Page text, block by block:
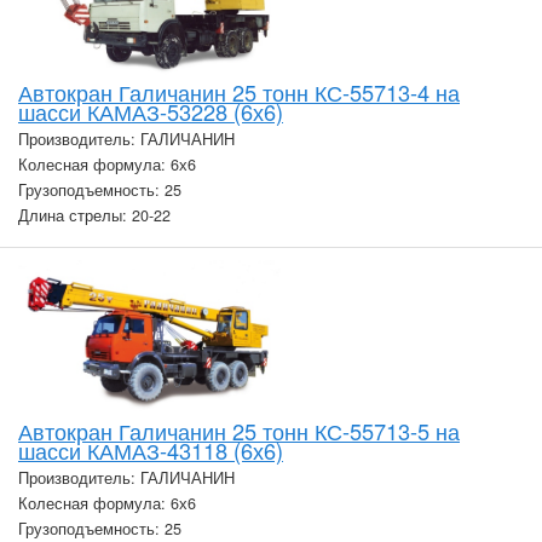
Автокран Галичанин 25 тонн КС-55713-4 на
шасси КАМАЗ-53228 (6х6)
Производитель: ГАЛИЧАНИН
Колесная формула: 6х6
Грузоподъемность: 25
Длина стрелы: 20-22
Автокран Галичанин 25 тонн КС-55713-5 на
шасси КАМАЗ-43118 (6х6)
Производитель: ГАЛИЧАНИН
Колесная формула: 6х6
Грузоподъемность: 25